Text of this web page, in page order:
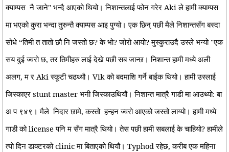
क्याम्पस नै जाने" भन्दै आएको थियो। निशान्तलाई फोन गरेर Aki ले हामी क्याम्पस
मा भएको कुरा भन्दा तुरुन्तै क्याम्पस आइ पुग्यो। एक छिन् पछी मैले निशान्तसँग बस्दा
सोधे “तिमी त तातो छौ नि जस्तो छ? के भो? जोरो आयो? मुस्कुराउदै उस्ले भन्यो "एक
सय दुई ज्वरो छ, तर तिमीहरु लाई देखे पछी सब जान्छ। निशान्त हामी मध्ये अली
अलग, म र Aki स्कूटी चढथ्यौ। Vik को बदमाशि गर्ने बाईक थियो। हामी उस्लाई
जिस्काएर stunt master भनी जिस्काउथियौं। निशान्त मात्रै गाडी मा आउथ्यो: बा
अ प ९४९। मैले निदार छामे, कस्तो हन्हन ज्वरो आएको जस्तो लाग्यो। हामी मध्ये
गाडी को license पनि म सँग मात्रै थियो। तेस पछी हामी सबलाई के चाहियो? हामीले
त्यो दिन डाक्टरको clinic मा बिताएको थियौ। Typhod रहेछ, करीब एक महिना